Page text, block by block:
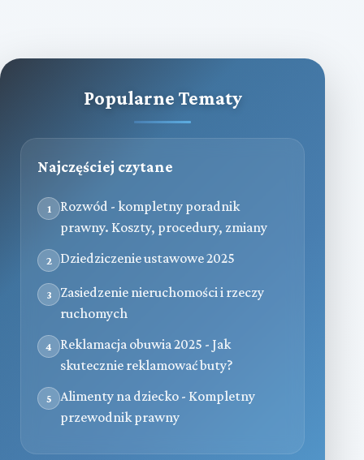
Popularne Tematy
Najczęściej czytane
1
Rozwód - kompletny poradnik
prawny. Koszty, procedury, zmiany
2 Dziedziczenie ustawowe 2025
3
Zasiedzenie nieruchomości i rzeczy
ruchomych
4
Reklamacja obuwia 2025 - Jak
skutecznie reklamować buty?
5
Alimenty na dziecko - Kompletny
przewodnik prawny